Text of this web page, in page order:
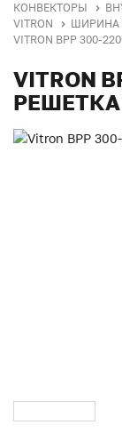
КОНВЕКТОРЫ
VITRON
ШИРИНА
VITRON ВРР 300-
VITRON